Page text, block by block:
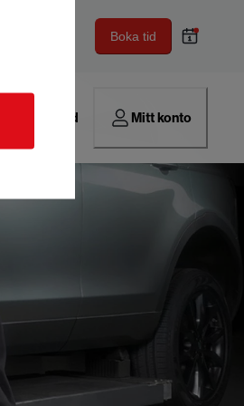
Boka tid
Hitta verkstad Mitt konto